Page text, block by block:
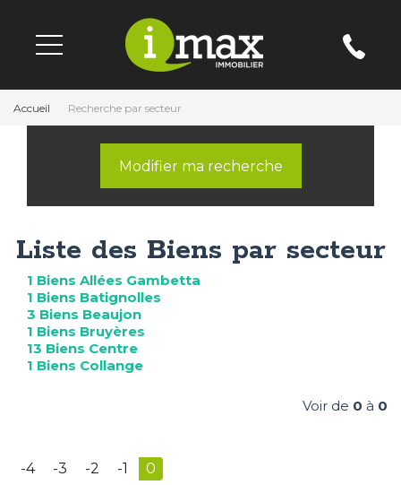
Accueil Recherche par secteur
Modifier ma recherche
Liste des Biens par secteur
1 Biens Allées Gambetta
1 Biens Batignolles
3 Biens Beaujon
1 Biens Bruyères
13 Biens Centre
1 Biens Collange
Voir de 0 à 0
-4 -3 -2 -1 0